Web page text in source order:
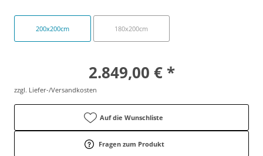
200x200cm 180x200cm
2.849,00 € *
zzgl. Liefer-/Versandkosten
Auf die Wunschliste
Fragen zum Produkt